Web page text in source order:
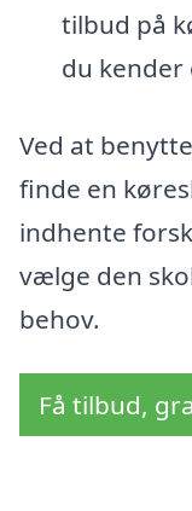
tilbud på
du kender
Ved at
finde en
indhente
vælge den
behov.
Få tilbud,